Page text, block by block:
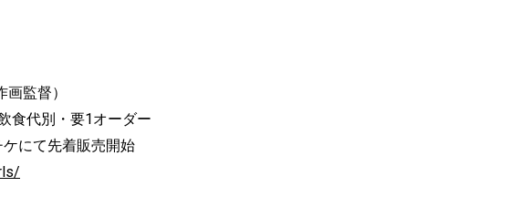
監督）
食代別・要1オーダー
にて先着販売開始